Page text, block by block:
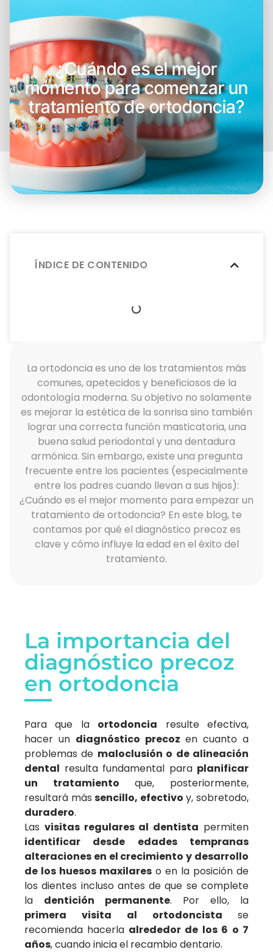
¿Cuándo es el mejor
momento para comenzar un
tratamiento de ortodoncia?
ÍNDICE DE CONTENIDO
La ortodoncia es uno de los tratamientos más
comunes, apetecidos y beneficiosos de la
odontología moderna. Su objetivo no solamente
es mejorar la estética de la sonrisa sino también
lograr una correcta función masticatoria, una
buena salud periodontal y una dentadura
armónica. Sin embargo, existe una pregunta
frecuente entre los pacientes (especialmente
entre los padres cuando llevan a sus hijos):
¿Cuándo es el mejor momento para empezar un
tratamiento de ortodoncia? En este blog, te
contamos por qué el diagnóstico precoz es
clave y cómo influye la edad en el éxito del
tratamiento.
La importancia del
diagnóstico precoz
en ortodoncia
Para que la ortodoncia resulte efectiva,
hacer un diagnóstico precoz en cuanto a
problemas de maloclusión o de alineación
dental resulta fundamental para planificar
un tratamiento que, posteriormente,
resultará mássencillo, efectivo y, sobretodo,
duradero.
Las visitas regulares al dentista permiten
identificar desde edades tempranas
alteraciones en el crecimiento y desarrollo
de los huesos maxilares o en la posición de
los dientes incluso antes de que se complete
la dentición permanente. Por ello, la
primera visita al ortodoncista se
recomienda hacerla alrededor de los 6 o 7
años, cuando inicia el recambio dentario.